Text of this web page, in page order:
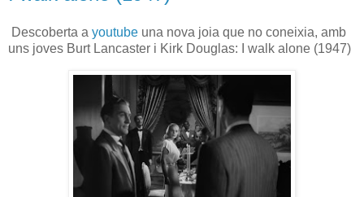
Descoberta a youtube una nova joia que no coneixia, amb
uns joves Burt Lancaster i Kirk Douglas: I walk alone (1947)